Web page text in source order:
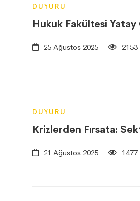
DUYURU
Hukuk Fakültesi Yatay
25 Ağustos 2025
DUYURU
Krizlerden Fırsata:
21 Ağustos 2025